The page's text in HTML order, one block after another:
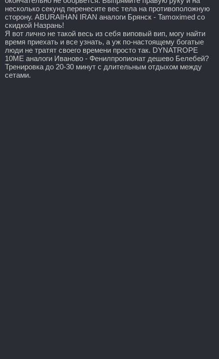
несколько секунд перенесите вес тела на противоположную
сторону. ABURAIHAN IRAN аналоги Брянск - Tamoximed со
скидкой Назрань!
Я вот лично не такой весь из себя виповый вип, могу найти
время приехать и все узнать, а уж по-настоящему богатые
люди не тратят своего времени просто так. DYNATROPE
10ME аналоги Иваново - Фенилпропионат дешево Белебей?
Тренировка до 20-30 минут с длительным отдыхом между
сетами.